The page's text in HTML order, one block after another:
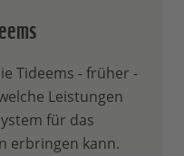
Tideems - früher -
Leistungen
für das
erbringen kann.